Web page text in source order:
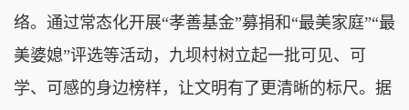
络。通过常态化开展“孝善基金”募捐和“最美家庭”“最
美婆媳”评选等活动，九坝村树立起一批可见、可
学、可感的身边榜样，让文明有了更清晰的标尺。据